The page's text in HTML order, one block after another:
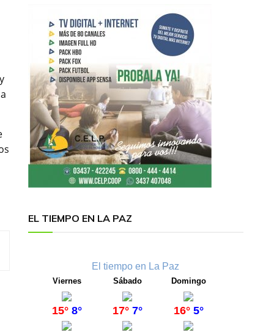
EL TIEMPO EN LA PAZ
El tiempo en La Paz
Viernes
15° 8°
Sábado
17° 7°
Domingo
16° 5°